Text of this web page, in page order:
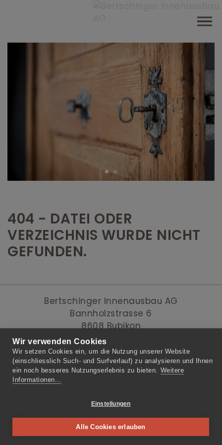
Wir verwenden Cookies
Wir setzen Cookies ein, um die Nutzung unserer Website
(einschliesslich Such- und Surfverlauf) zu analysieren und Ihnen
ein noch besseres Nutzungserlebnis zu bieten. Weitere
Informationen...
Einstellungen
Alle Cookies erlauben
404 - DATEI ODER
VERZEICHNIS WURDE NICHT
GEFUNDEN.
Bertschinger Innenausbau AG
Bannholzstrasse 6
8608 Bubikon
Webdesign
PhotovoltaikVerpackungsdesign
LuzernBranding